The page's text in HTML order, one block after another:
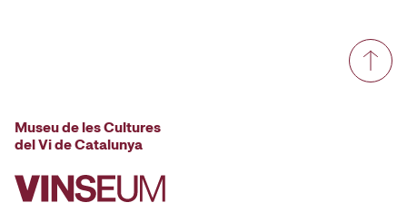
Museu de les Cultures
del Vi de Catalunya